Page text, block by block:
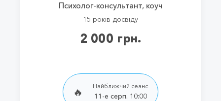
Психолог-консультант, коуч
15 років досвіду
2 000 грн.
🔥
Найближчий сеанс
11-е серп. 10:00